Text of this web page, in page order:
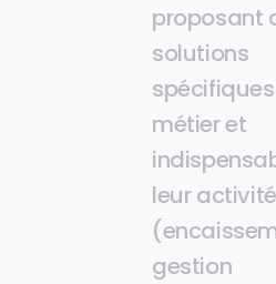
proposant
solutions
métier et
leur activité
gestion